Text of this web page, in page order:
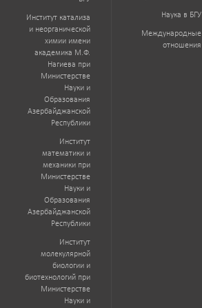
Институт катализа
и неорганической
химии имени
академика М.Ф.
Нагиева при
Министерстве
Науки и
Образования
Азербайджанской
Республики
Институт
математики и
механики при
Министерстве
Науки и
Образования
Азербайджанской
Республики
Институт
молекулярной
биологии и
биотехнологий при
Министерстве
Науки и
Наука в БГУ
Международные
отношения